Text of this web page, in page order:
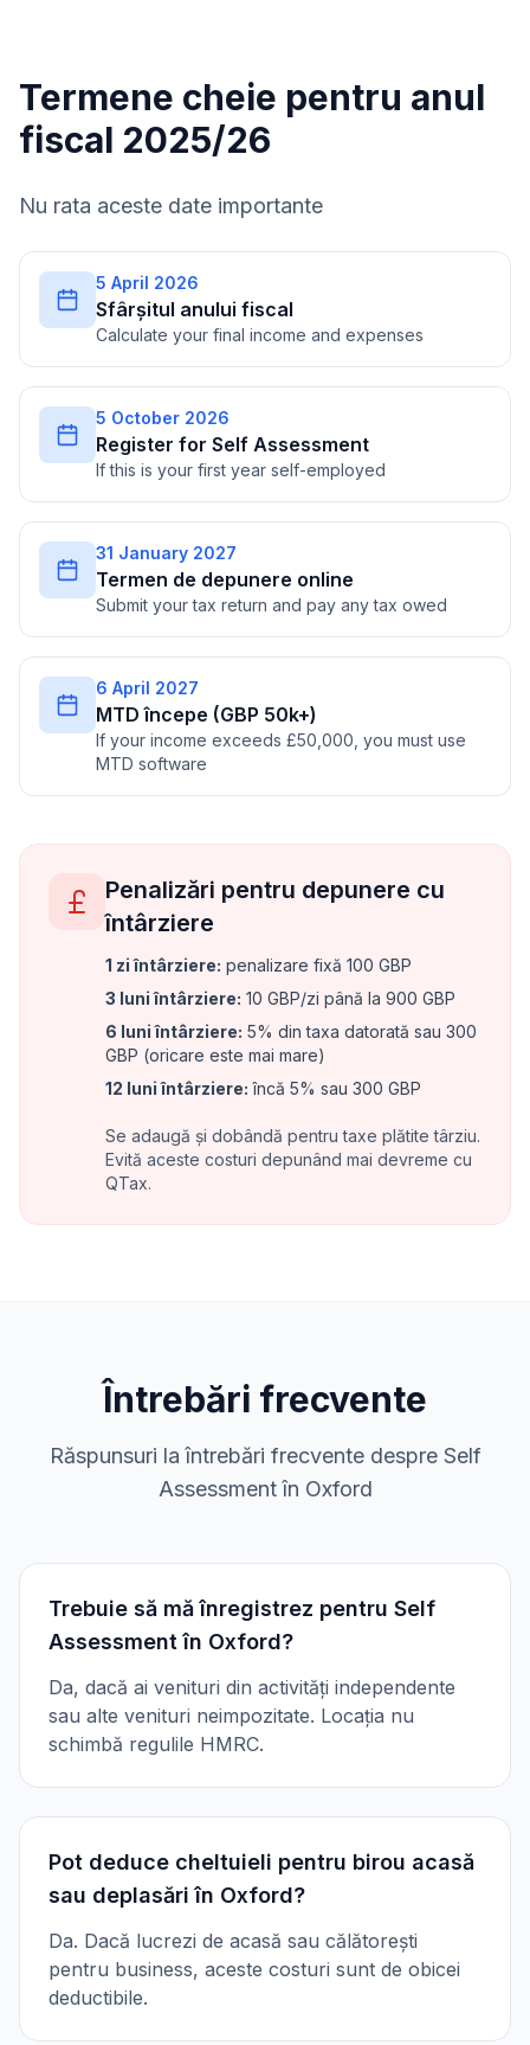
Termene cheie pentru anul
fiscal 2025/26
Nu rata aceste date importante
5 April 2026
Sfârșitul anului fiscal
Calculate your final income and expenses
5 October 2026
Register for Self Assessment
If this is your first year self-employed
31 January 2027
Termen de depunere online
Submit your tax return and pay any tax owed
6 April 2027
MTD începe (GBP 50k+)
If your income exceeds £50,000, you must use
MTD software
Penalizări pentru depunere cu
întârziere
1 zi întârziere: penalizare fixă 100 GBP
3 luni întârziere: 10 GBP/zi până la 900 GBP
6 luni întârziere: 5% din taxa datorată sau 300
GBP (oricare este mai mare)
12 luni întârziere: încă 5% sau 300 GBP
Se adaugă și dobândă pentru taxe plătite târziu.
Evită aceste costuri depunând mai devreme cu
QTax.
Întrebări frecvente
Răspunsuri la întrebări frecvente despre Self
Assessment în Oxford
Trebuie să mă înregistrez pentru Self
Assessment în Oxford?
Da, dacă ai venituri din activități independente
sau alte venituri neimpozitate. Locația nu
schimbă regulile HMRC.
Pot deduce cheltuieli pentru birou acasă
sau deplasări în Oxford?
Da. Dacă lucrezi de acasă sau călătorești
pentru business, aceste costuri sunt de obicei
deductibile.